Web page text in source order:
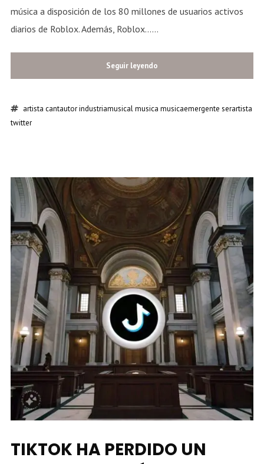
música a disposición de los 80 millones de usuarios activos
diarios de Roblox. Además, Roblox......
Seguir leyendo
artista cantautorindustriamusicalmusica musicaemergente serartista
twitter
TIKTOK HA PERDIDO UN